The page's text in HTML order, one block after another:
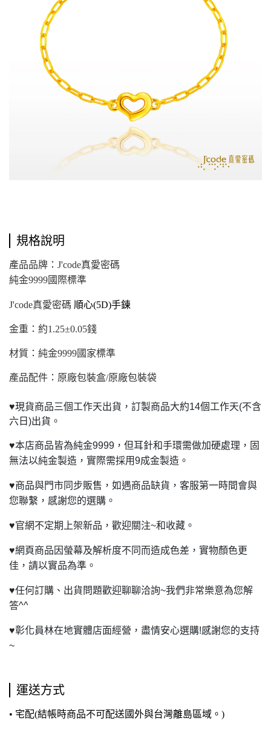
規格說明
產品品牌：J'code真愛密碼
純金9999國際標準
J'code真愛密碼 順心(5D)手鍊
金重：約1.25±0.05錢
材質：純金9999國家標準
產品配件：原廠包裝盒/原廠包裝袋
♥現貨商品三個工作天出貨，訂製商品大約14個工作天(不含
六日)出貨。
♥本店商品皆為純金9999，但耳針和手環需做加硬處理，固
無法以純金製造，實際需採用9成金製造。
♥商品與門市同步販售，如遇商品缺貨，客服第一時間會與
您聯繫，感謝您的選購。
♥官網不定期上架新品，歡迎關注~和收藏。
♥網頁商品因螢幕及解析度不同而造成色差，實物顏色更
佳，請以實品為準。
♥任何訂購、出貨問題歡迎聊聊洽詢~我們非常樂意為您解
答^^
♥彰化員林在地實體店面經營，盡情安心選購!感謝您的支持
~
運送方式
• 宅配(結帳時商品不可配送國外與台灣離島區域。)